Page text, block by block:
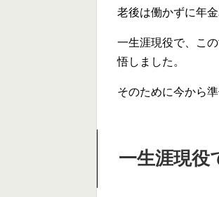
老後は働かずに年
一生涯現役で、こ
悟しました。
そのために今から
一生涯現役